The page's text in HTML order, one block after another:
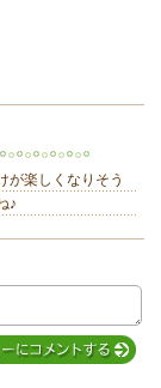
が楽しくなりそう
♪